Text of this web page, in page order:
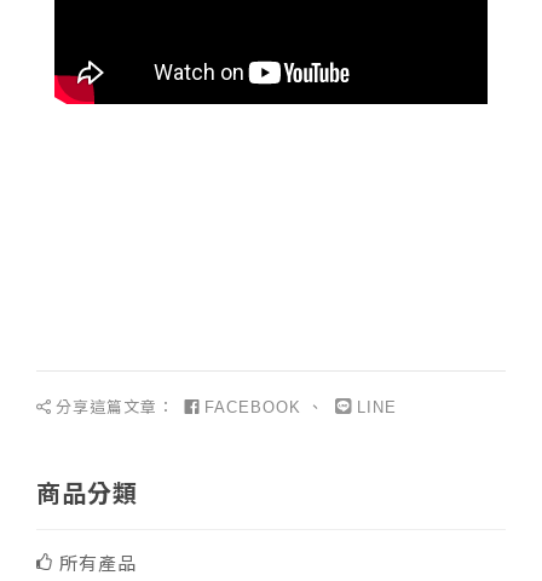
分享這篇文章： FACEBOOK 、 LINE
商品分類
所有產品